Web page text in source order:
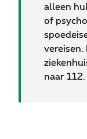
alleen
of
vereisen.
naar 112.